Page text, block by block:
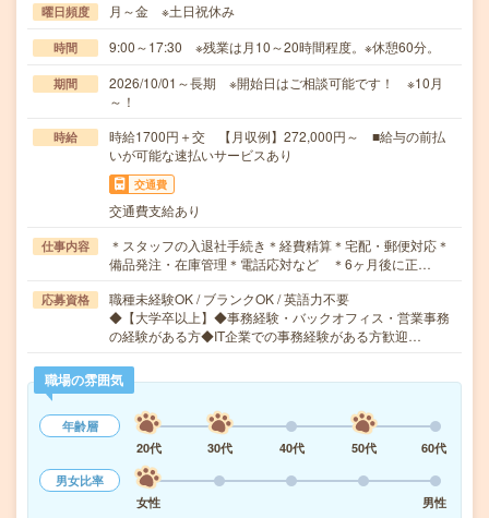
曜日頻度 月～金 ※土日祝休み
時間 9:00～17:30 ※残業は月10～20時間程度。※休憩60分。
期間
2026/10/01～長期 ※開始日はご相談可能です！ ※10月
～！
時給
時給1700円＋交 【月収例】272,000円～ ■給与の前払
いが可能な速払いサービスあり
交通費
交通費支給あり
仕事内容
＊スタッフの入退社手続き＊経費精算＊宅配・郵便対応＊
備品発注・在庫管理＊電話応対など ＊6ヶ月後に正…
応募資格
職種未経験OK / ブランクOK / 英語力不要
◆【大学卒以上】◆事務経験・バックオフィス・営業事務
の経験がある方◆IT企業での事務経験がある方歓迎…
職場の雰囲気
年齢層
20代
30代 40代 50代
60代
男女比率
女性
男性